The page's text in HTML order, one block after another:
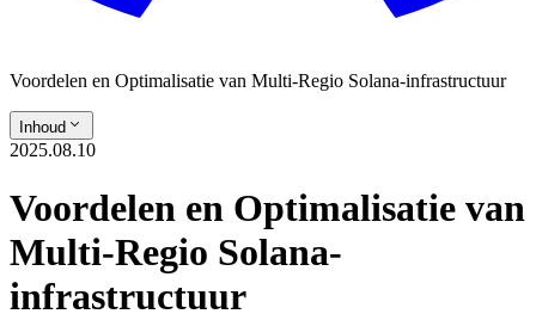
Voordelen en Optimalisatie van Multi-Regio Solana-infrastructuur
Inhoud
2025.08.10
Voordelen en Optimalisatie van
Multi-Regio Solana-
infrastructuur